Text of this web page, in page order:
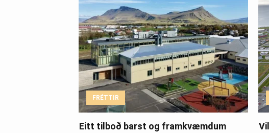
FRÉTTIR
Eitt tilboð barst og framkvæmdum